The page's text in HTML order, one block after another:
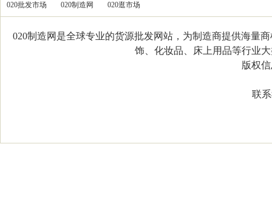
020批发市场 020制造网 020逛市场
020制造网是全球专业的货源批发网站，为制造商提供海量
饰、化妆品、床上用品等行业
版权信
联